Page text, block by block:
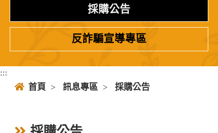
採購公告
反詐騙宣導專區
:::
首頁 > 訊息專區 > 採購公告